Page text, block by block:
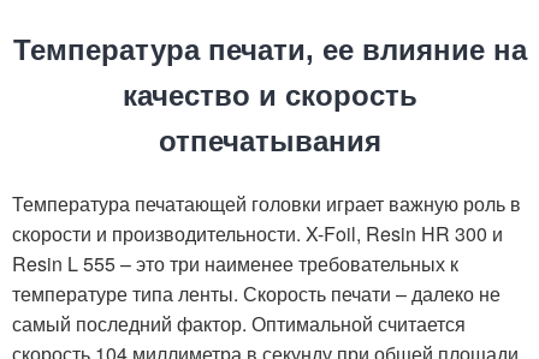
Температура печати, ее влияние на
качество и скорость
отпечатывания
Температура печатающей головки играет важную роль в
скорости и производительности. X-Foil, Resin HR 300 и
Resin L 555 – это три наименее требовательных к
температуре типа ленты. Скорость печати – далеко не
самый последний фактор. Оптимальной считается